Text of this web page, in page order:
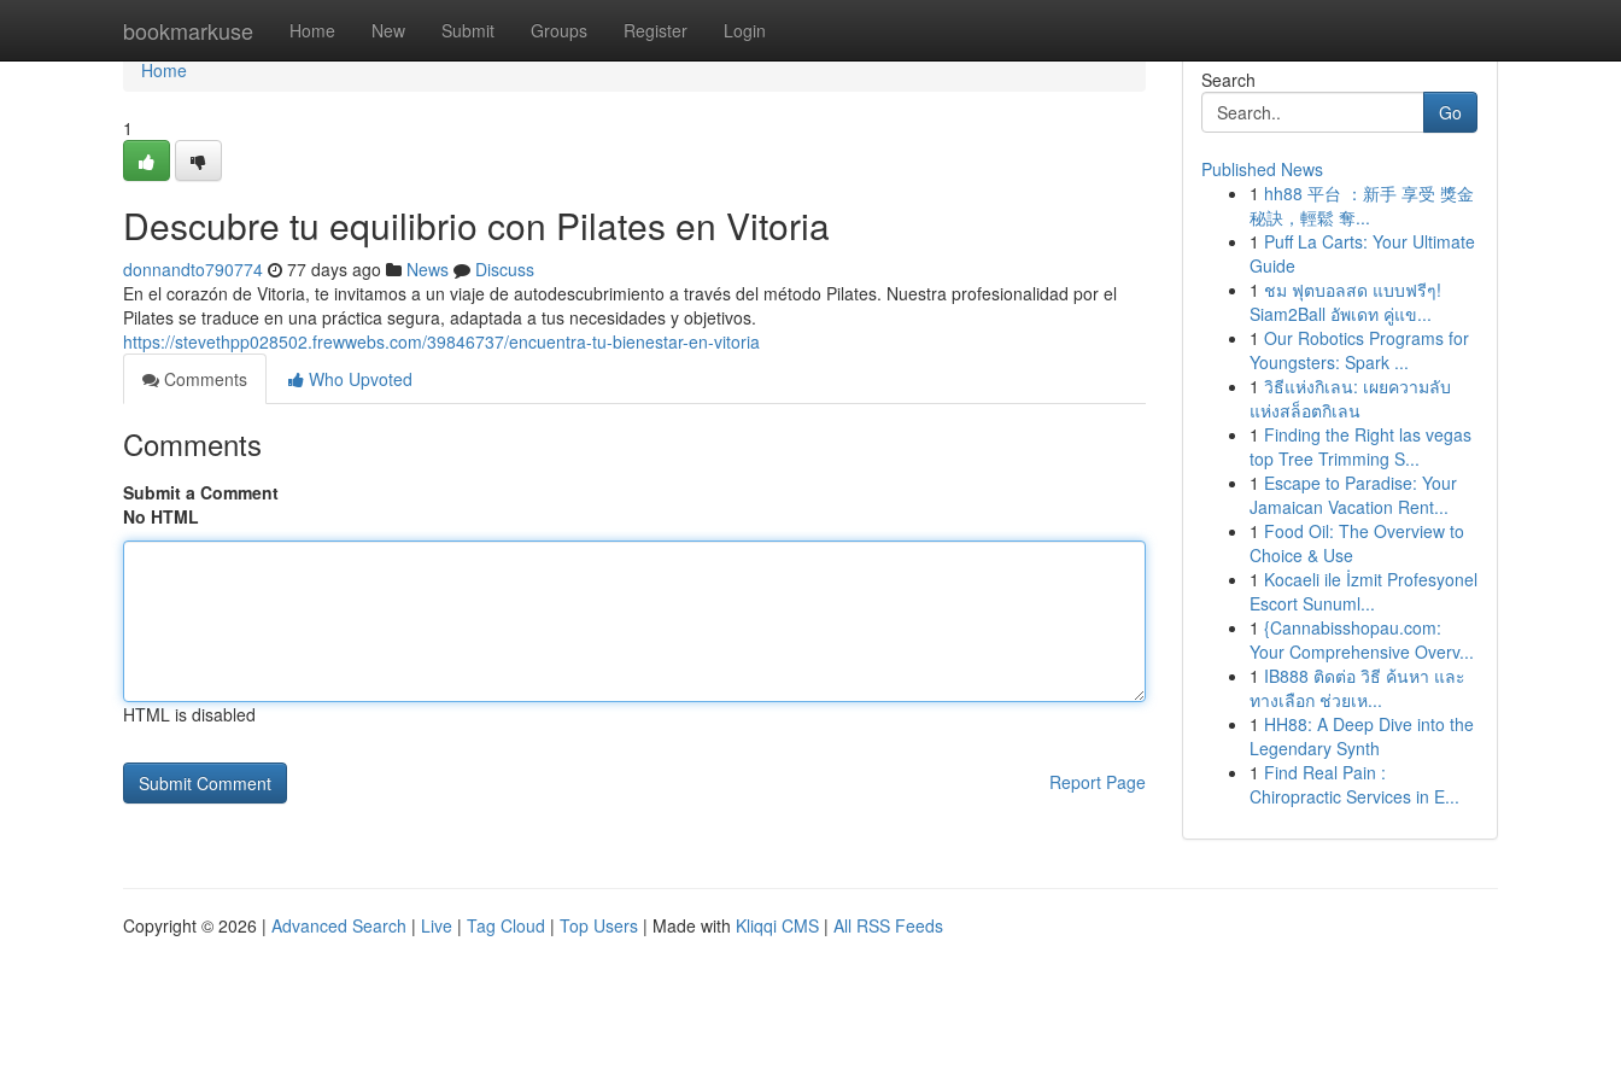
bookmarkuse Home New Submit Groups Register Login
Home
Home
1
Descubre tu equilibrio con Pilates en Vitoria
donnandto790774 77 days ago News
Discuss
En el corazón de Vitoria, te invitamos a un viaje de autodescubrimiento a través del método Pilates. Nuestra profesionalidad por el
Pilates se traduce en una práctica segura, adaptada a tus necesidades y objetivos.
https://stevethpp028502.frewwebs.com/39846737/encuentra-tu-bienestar-en-vitoria
Comments
Who Upvoted
Comments
Submit a Comment
No HTML
HTML is disabled
Report Page
Search
Go
Published News
1 hh88 平台 ：新手 享受 獎金
秘訣，輕鬆 奪...
1 Puff La Carts: Your Ultimate
Guide
1 ชม ฟุตบอลสด แบบฟรีๆ!
Siam2Ball อัพเดท คู่แข...
1 Our Robotics Programs for
Youngsters: Spark ...
1 วิธีแห่งกิเลน: เผยความลับ
แห่งสล็อตกิเลน
1 Finding the Right las vegas
top Tree Trimming S...
1 Escape to Paradise: Your
Jamaican Vacation Rent...
1 Food Oil: The Overview to
Choice & Use
1 Kocaeli ile İzmit Profesyonel
Escort Sunuml...
1 {Cannabisshopau.com:
Your Comprehensive Overv...
1 IB888 ติดต่อ วิธี ค้นหา และ
ทางเลือก ช่วยเห...
1 HH88: A Deep Dive into the
Legendary Synth
1 Find Real Pain :
Chiropractic Services in E...
Copyright © 2026 | Advanced Search | Live | Tag Cloud | Top Users | Made with Kliqqi CMS | All RSS Feeds